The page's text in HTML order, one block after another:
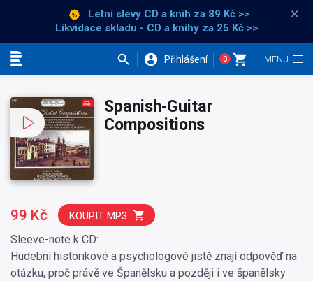
Letní slevy CD a knih za 89 Kč >>
Likvidace skladu - CD a knihy za 25 Kč >>
×
Přihlášení 0
Spanish-Guitar
Compositions
Sleeve-note k CD:
Hudební historikové a psychologové jistě znají odpověď na
otázku, proč právě ve Španělsku a později i ve španělsky
99 Kč KOUPIT MP3